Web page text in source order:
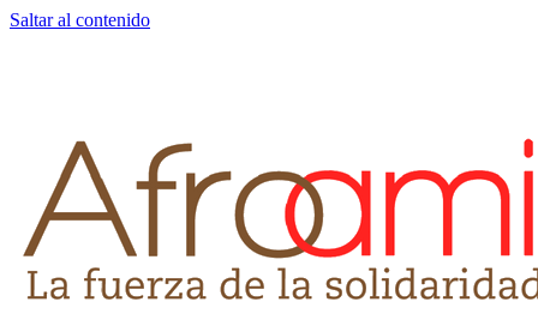
Saltar al contenido